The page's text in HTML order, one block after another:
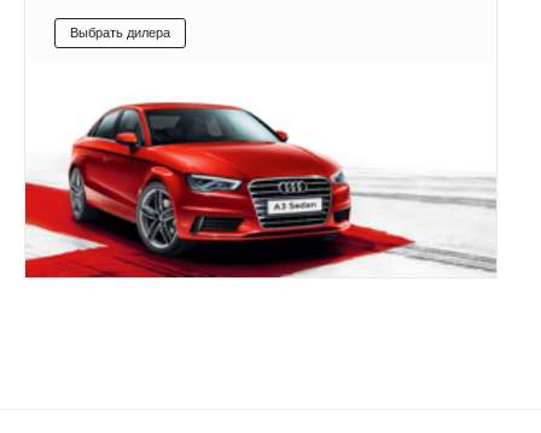
Выбрать дилера